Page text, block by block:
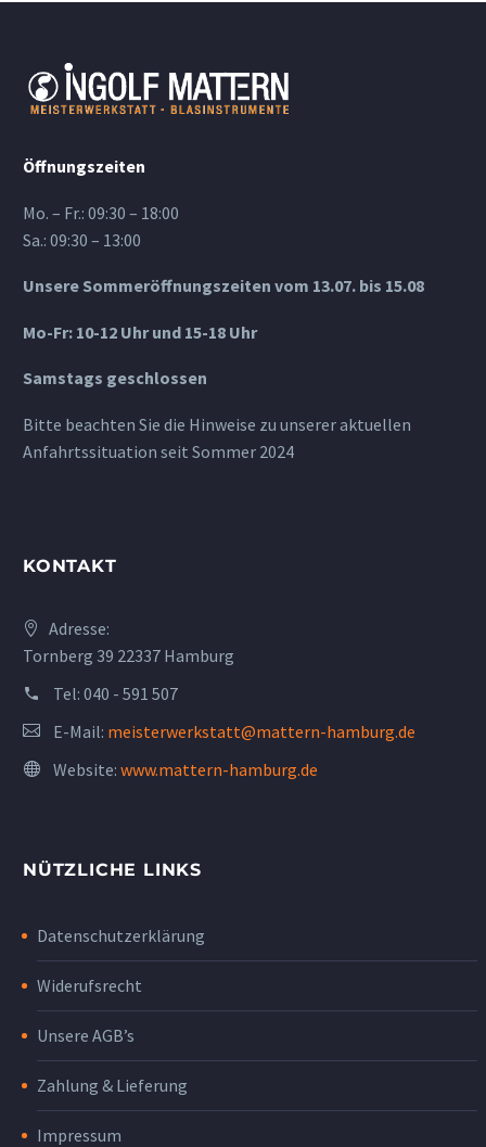
Öffnungszeiten
Mo. – Fr.: 09:30 – 18:00
Sa.: 09:30 – 13:00
Unsere Sommeröffnungszeiten vom 13.07. bis 15.08
Mo-Fr: 10-12 Uhr und 15-18 Uhr
Samstags geschlossen
Bitte beachten Sie die Hinweise zu unserer aktuellen
Anfahrtssituation seit Sommer 2024
KONTAKT
Adresse:
Tornberg 39 22337 Hamburg
Tel: 040 - 591 507
E-Mail: meisterwerkstatt@mattern-hamburg.de
Website: www.mattern-hamburg.de
NÜTZLICHE LINKS
Datenschutzerklärung
Widerufsrecht
Unsere AGB’s
Zahlung & Lieferung
Impressum